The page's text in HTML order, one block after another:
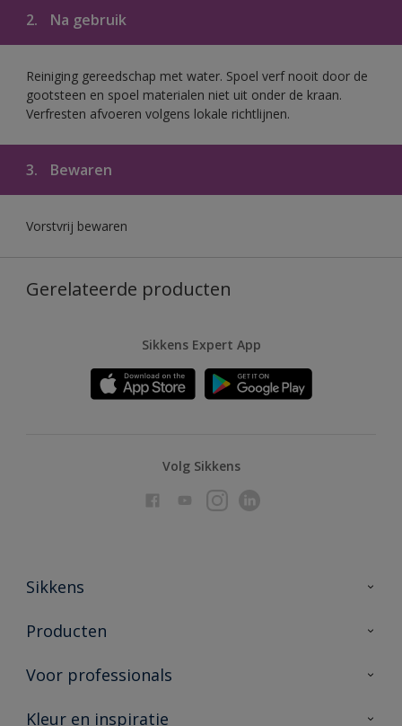
2. Na gebruik
Reiniging gereedschap met water. Spoel verf nooit door de
gootsteen en spoel materialen niet uit onder de kraan.
Verfresten afvoeren volgens lokale richtlijnen.
3. Bewaren
Vorstvrij bewaren
Gerelateerde producten
Sikkens Expert App
Volg Sikkens
Sikkens
Over Sikkens
Duurzaamheid
Producten
Producten voor binnen
Vind je verkooppunt
Voor professionals
Advies & service
Kleur en inspiratie